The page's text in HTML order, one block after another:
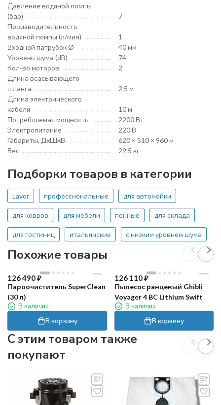
Давление водяной помпы
(бар)
7
Производительность
водяной помпы (л/мин)
1
Входной патрубок Ø
40 мм
Уровень шума (dB)
74
Кол-во моторов
2
Длина всасывающего
шланга
2.5 м
Длина электрического
кабеля
10 м
Потребляемая мощность
2200 Вт
Электропитание
220 В
Габариты, ДхШхВ
620 × 510 × 960 м
Вес
29.5 кг
Подборки товаров в категории
Lavor профессиональные для автомойки
для ковров для мебели пенные для склада
для гостиниц итальянские с низким уровнем шума
Похожие товары
126 490₽
Пароочиститель SuperClean
(30 л)
В наличии
В корзину
126 110₽
Пылесос ранцевый Ghibli
Voyager 4 BC Lithium Swift
В наличии
В корзину
C этим товаром также
покупают